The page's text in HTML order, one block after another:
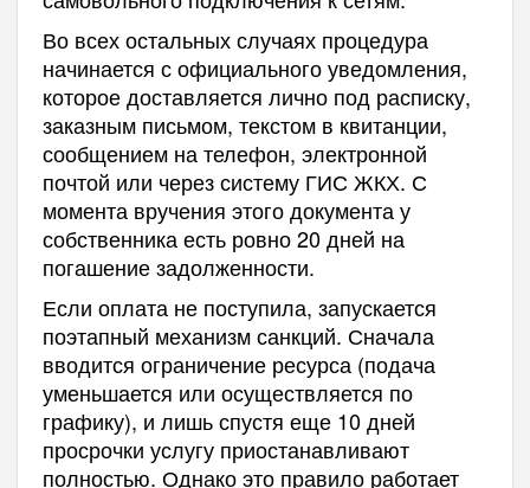
Во всех остальных случаях процедура
начинается с официального уведомления,
которое доставляется лично под расписку,
заказным письмом, текстом в квитанции,
сообщением на телефон, электронной
почтой или через систему ГИС ЖКХ. С
момента вручения этого документа у
собственника есть ровно 20 дней на
погашение задолженности.
Если оплата не поступила, запускается
поэтапный механизм санкций. Сначала
вводится ограничение ресурса (подача
уменьшается или осуществляется по
графику), и лишь спустя еще 10 дней
просрочки услугу приостанавливают
полностью. Однако это правило работает